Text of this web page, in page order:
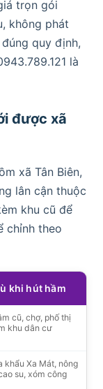
trọn gói
không phát
quy định,
là
được xã
xã Tân Biên,
lân cận thuộc
khu cũ để
chỉnh theo
khi hút hầm
cũ, chợ, phố thị
khu dân cư
khẩu Xa Mát, nông
su, xóm công